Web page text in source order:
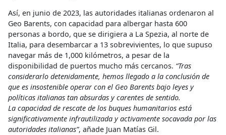
Así, en junio de 2023, las autoridades italianas ordenaron al
Geo Barents, con capacidad para albergar hasta 600
personas a bordo, que se dirigiera a La Spezia, al norte de
Italia, para desembarcar a 13 sobrevivientes, lo que supuso
navegar más de 1,000 kilómetros, a pesar de la
disponibilidad de puertos mucho más cercanos. “Tras
considerarlo detenidamente, hemos llegado a la conclusión de
que es insostenible operar con el Geo Barents bajo leyes y
políticas italianas tan absurdas y carentes de sentido.
La capacidad de rescate de los buques humanitarios está
significativamente infrautilizada y activamente socavada por las
autoridades italianas”, añade Juan Matías Gil.